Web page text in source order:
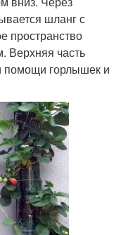
шланг с
пространство
Верхняя часть
помощи горлышек и